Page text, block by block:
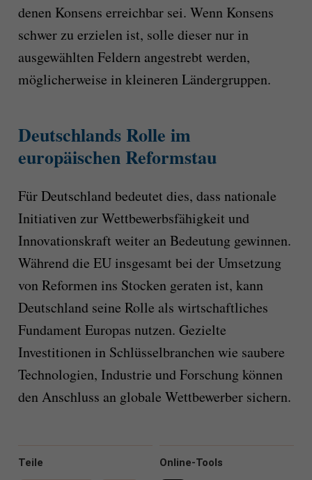
denen Konsens erreichbar sei. Wenn Konsens
schwer zu erzielen ist, solle dieser nur in
ausgewählten Feldern angestrebt werden,
möglicherweise in kleineren Ländergruppen.
Deutschlands Rolle im
europäischen Reformstau
Für Deutschland bedeutet dies, dass nationale
Initiativen zur Wettbewerbsfähigkeit und
Innovationskraft weiter an Bedeutung gewinnen.
Während die EU insgesamt bei der Umsetzung
von Reformen ins Stocken geraten ist, kann
Deutschland seine Rolle als wirtschaftliches
Fundament Europas nutzen. Gezielte
Investitionen in Schlüsselbranchen wie saubere
Technologien, Industrie und Forschung können
den Anschluss an globale Wettbewerber sichern.
Online-Tools
Teile